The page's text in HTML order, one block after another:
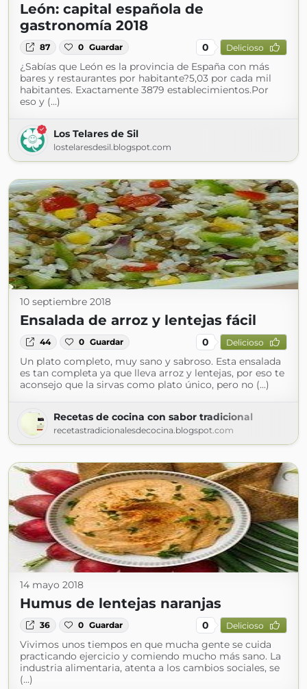
León: capital española de
gastronomía 2018
87 0 Guardar 0 Delicioso
¿Sabías que León es la provincia de España con más
bares y restaurantes por habitante?5,03 por cada mil
habitantes. Exactamente 3879 establecimientos.Por
eso y (...)
Los Telares de Sil
lostelaresdesil.blogspot.com
10 septiembre 2018
Ensalada de arroz y lentejas fácil
44 0 Guardar 0 Delicioso
Un plato completo, muy sano y sabroso. Esta ensalada
es tan completa ya que lleva arroz y lentejas, por eso te
aconsejo que la sirvas como plato único, pero no (...)
Recetas de cocina con sabor tradicional
recetastradicionalesdecocina.blogspot.com
14 mayo 2018
Humus de lentejas naranjas
36 0 Guardar 0 Delicioso
Vivimos unos tiempos en que mucha gente se cuida
practicando ejercicio y comiendo mucho más sano. La
industria alimentaria, atenta a los cambios sociales, se
(...)